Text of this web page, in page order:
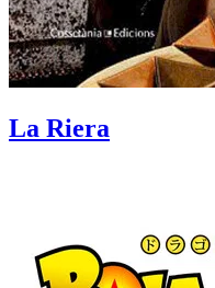
La Riera